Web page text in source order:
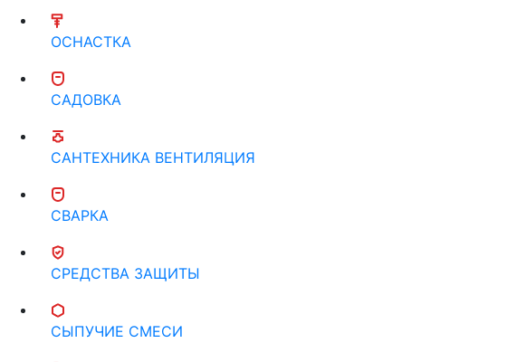
ОСНАСТКА
САДОВКА
САНТЕХНИКА ВЕНТИЛЯЦИЯ
СВАРКА
СРЕДСТВА ЗАЩИТЫ
СЫПУЧИЕ СМЕСИ